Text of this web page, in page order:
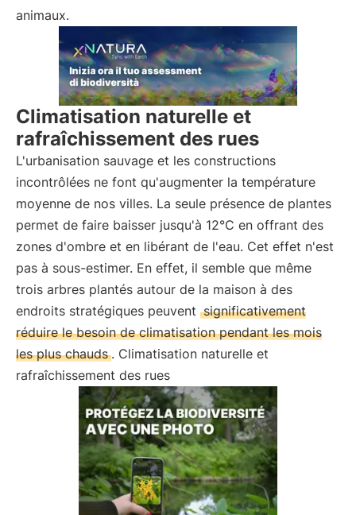
animaux.
Climatisation naturelle et
rafraîchissement des rues
L'urbanisation sauvage et les constructions
incontrôlées ne font qu'augmenter la température
moyenne de nos villes. La seule présence de plantes
permet de faire baisser jusqu'à 12°C en offrant des
zones d'ombre et en libérant de l'eau. Cet effet n'est
pas à sous-estimer. En effet, il semble que même
trois arbres plantés autour de la maison à des
endroits stratégiques peuvent significativement
réduire le besoin de climatisation pendant les mois
les plus chauds . Climatisation naturelle et
rafraîchissement des rues